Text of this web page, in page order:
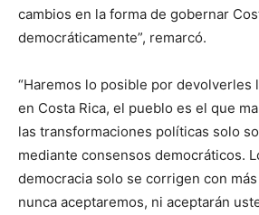
cambios en la forma de gobernar
democráticamente”, remarcó.
“Haremos lo posible por devolverles
en Costa Rica, el pueblo es el que
las transformaciones políticas solo
mediante consensos democráticos.
democracia solo se corrigen con
nunca aceptaremos, ni aceptarán